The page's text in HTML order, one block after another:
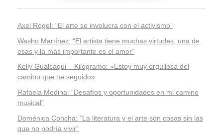
Axel Rogel: “El arte se involucra con el activismo”
Washo Martínez: “El artista tiene muchas virtudes, una de
esas y la más importante es el amor”
Kelly Gualsaqui – Kilogramo: «Estoy muy orgullosa del
camino que he seguido»
Rafaela Medina: “Desafíos y oportunidades en mi camino
musical”
Doménica Concha: “La literatura y el arte son cosas sin las
que no podría vivir”